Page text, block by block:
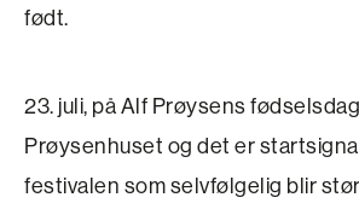
født.
23. juli, på Alf Prøysens
Prøysenhuset og det er
festivalen som selvfølgelig blir